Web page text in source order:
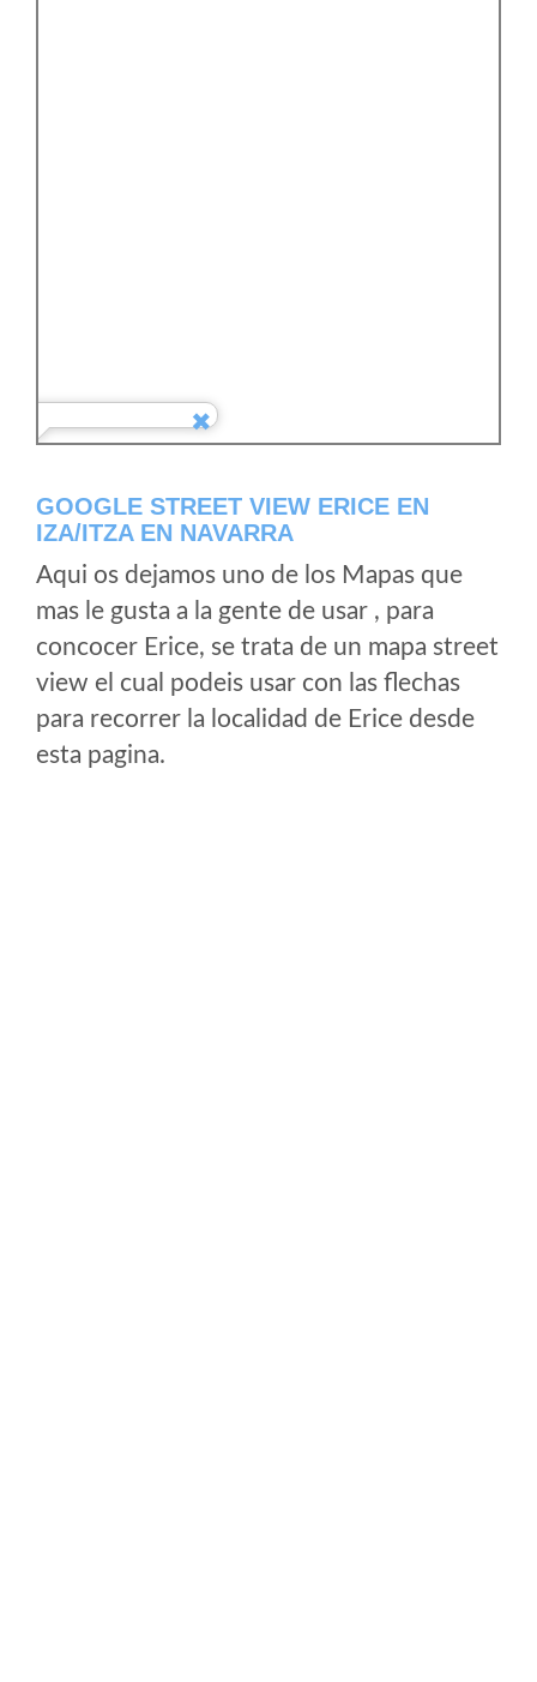
GOOGLE STREET VIEW ERICE EN
IZA/ITZA EN NAVARRA
Aqui os dejamos uno de los Mapas que
mas le gusta a la gente de usar , para
concocer Erice, se trata de un mapa street
view el cual podeis usar con las flechas
para recorrer la localidad de Erice desde
esta pagina.